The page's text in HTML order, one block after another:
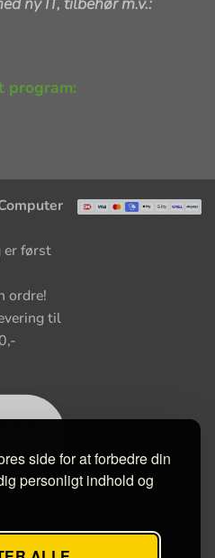
side for at forbedre din
personligt indhold og
program:
først
ordre!
til